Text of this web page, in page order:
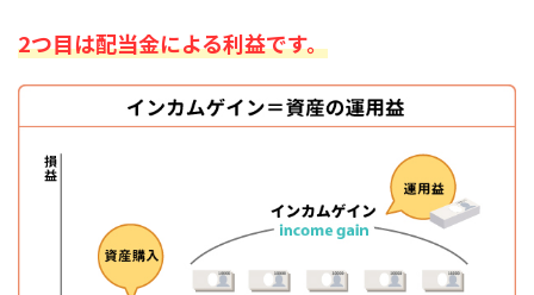
2つ目は配当金による利益です。